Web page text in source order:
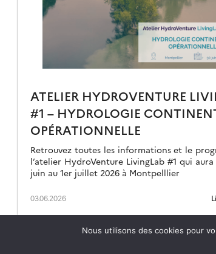
ATELIER HYDROVENTURE
#1 – HYDROLOGIE
OPÉRATIONNELLE
Retrouvez toutes les informations et le
l’atelier HydroVenture LivingLab #1 qui
juin au 1er juillet 2026 à Montpelllier
03.06.2026
Nous utilisons des cookies pour